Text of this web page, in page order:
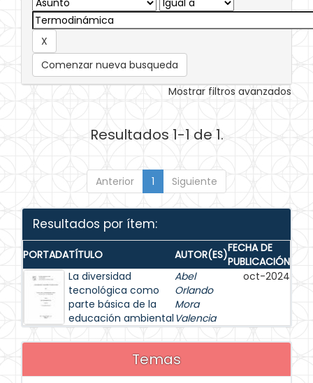
Comenzar nueva busqueda
Mostrar filtros avanzados
Resultados 1-1 de 1.
Anterior 1 Siguiente
Resultados por ítem:
PORTADATÍTULO AUTOR(ES)FECHA DE
PUBLICACIÓN
La diversidad
tecnológica como
parte básica de la
educación ambiental
Abel
Orlando
Mora
Valencia
oct-2024
Temas